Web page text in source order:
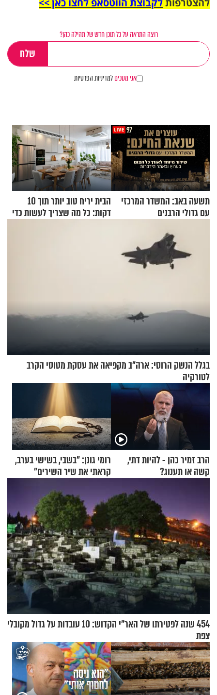
רוצה התראה על כל תוכן חדש של תהילה כהן?
אני מסכיםלמדיניות הפרטיות
תשעה באב: המשדר המרכזי
עם גדולי הרבנים
הבית יריח טוב יותר תוך 10
דקות: כל מה שצריך לעשות כדי
בגלל הנשק הרוסי: ארה"ב מקפיאה את עסקת מטוסי הקרב
לטורקיה
הרב זמיר כהן - להיות דתי,
קשה או תענוג?
רומי גונן: "בשבי, בשישי בערב,
קראתי את שיר השירים"
454 שנה לפטירתו של האר"י הקדוש: 10 עובדות על גדול מקובלי
צפת